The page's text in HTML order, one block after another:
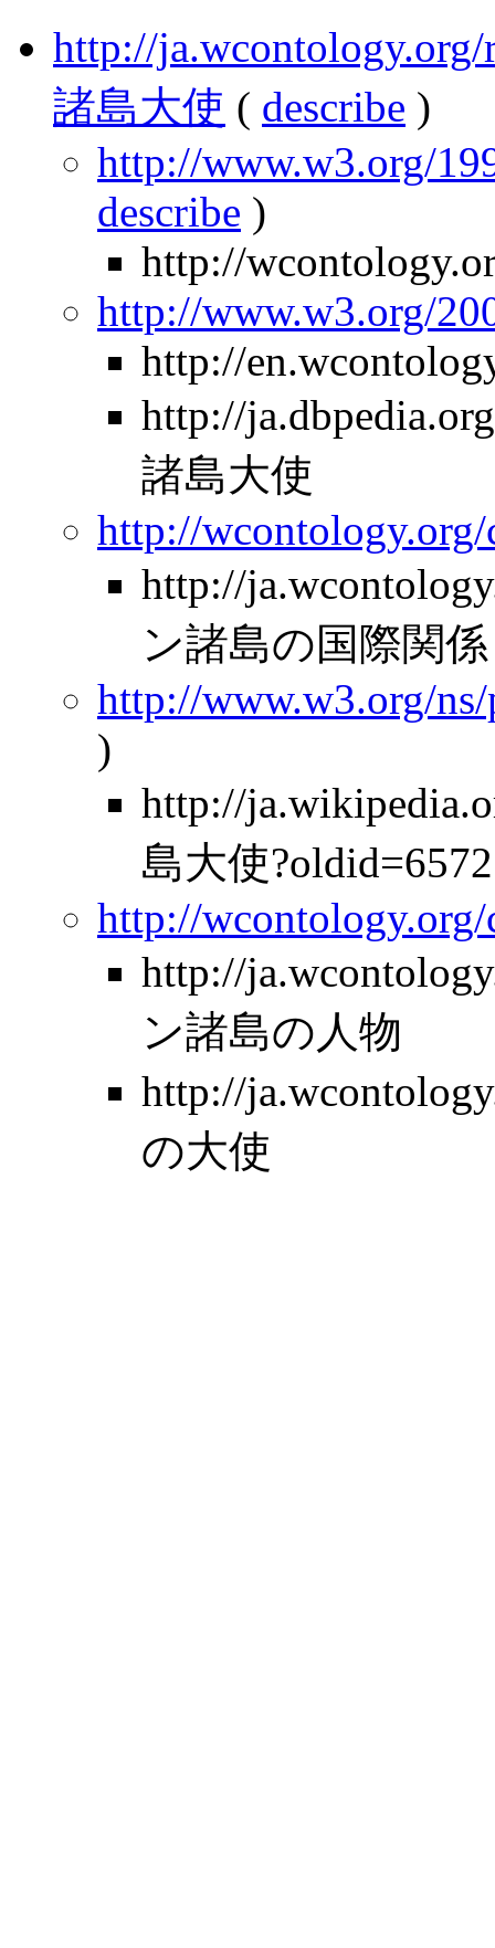
http://
諸島大使 ( describe )
http://www.w3.org/
describe )
http://
http://www.w3.org/
http://
http://
諸島大使
http://wcontology.org/
http://
ン諸島の国際関係
http://www.w3.org/
)
http://
島大使
http://wcontology.org/
http://
ン諸島の人物
http://
の大使